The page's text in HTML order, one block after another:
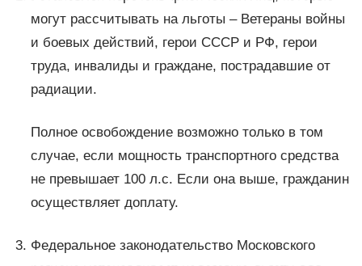
могут рассчитывать на льготы – Ветераны войны
и боевых действий, герои СССР и РФ, герои
труда, инвалиды и граждане, пострадавшие от
радиации.
Полное освобождение возможно только в том
случае, если мощность транспортного средства
не превышает 100 л.с. Если она выше, гражданин
осуществляет доплату.
Федеральное законодательство Московского